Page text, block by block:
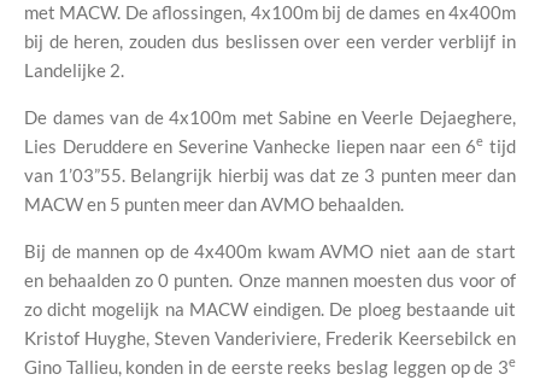
met MACW. De aflossingen, 4x100m bij de dames en 4x400m
bij de heren, zouden dus beslissen over een verder verblijf in
Landelijke 2.
De dames van de 4x100m met Sabine en Veerle Dejaeghere,
Lies Deruddere en Severine Vanhecke liepen naar een 6e tijd
van 1’03”55. Belangrijk hierbij was dat ze 3 punten meer dan
MACW en 5 punten meer dan AVMO behaalden.
Bij de mannen op de 4x400m kwam AVMO niet aan de start
en behaalden zo 0 punten. Onze mannen moesten dus voor of
zo dicht mogelijk na MACW eindigen. De ploeg bestaande uit
Kristof Huyghe, Steven Vanderiviere, Frederik Keersebilck en
Gino Tallieu, konden in de eerste reeks beslag leggen op de 3e